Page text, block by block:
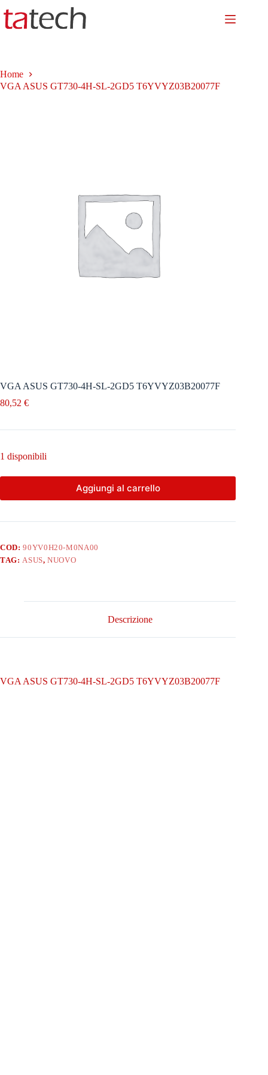
al
contenuto
Home
VGA ASUS GT730-4H-SL-2GD5 T6YVYZ03B20077F
VGA ASUS GT730-4H-SL-2GD5 T6YVYZ03B20077F
80,52 €
1 disponibili
Aggiungi al carrello
COD:90YV0H20-M0NA00
TAG: ASUS,NUOVO
Descrizione
VGA ASUS GT730-4H-SL-2GD5 T6YVYZ03B20077F